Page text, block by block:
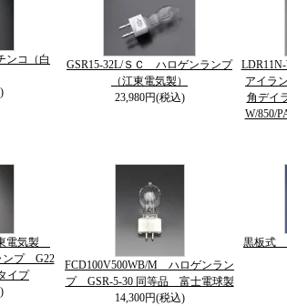
ンコ（白
GSR15-32L/ＳＣ ハロゲンランプ
（江東電気製）
23,980円(税込)
アイラ
角デイ
W/850/
電気製
ンプ G22
イプ
FCD100V500WB/M ハロゲンラン
プ GSR-5-30 同等品 富士電球製
14,300円(税込)
黒板式